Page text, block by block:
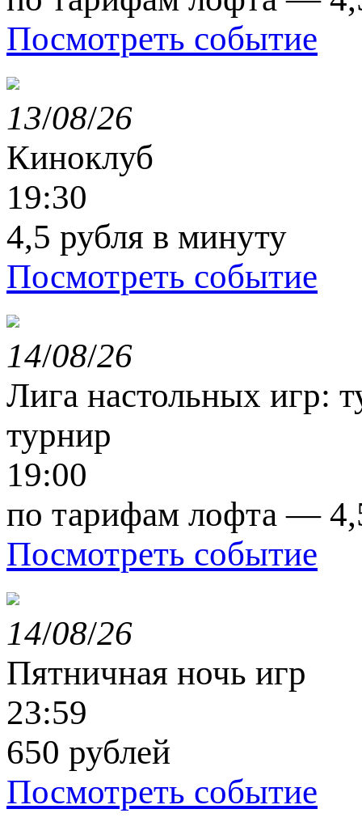
Посмотреть событие
13/08/26
Киноклуб
19:30
4,5 рубля в минуту
Посмотреть событие
14/08/26
Лига настольных игр:
турнир
19:00
по тарифам лофта —
Посмотреть событие
14/08/26
Пятничная ночь игр
23:59
650 рублей
Посмотреть событие